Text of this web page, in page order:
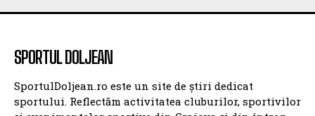
SPORTUL DOLJEAN
SportulDoljean.ro este un site de știri dedicat
sportului. Reflectăm activitatea cluburilor, sportivilor